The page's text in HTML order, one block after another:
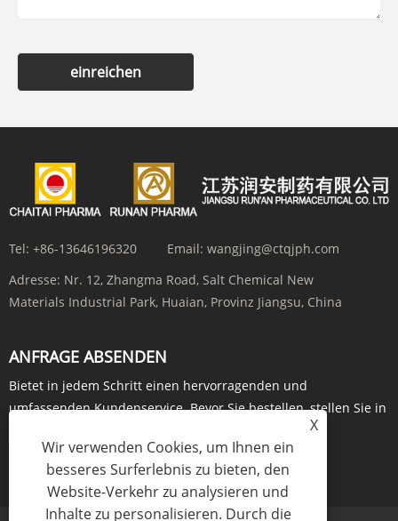
einreichen
Tel: +86-13646196320 Email: wangjing@ctqjph.com
Adresse: Nr. 12, Zhangma Road, Salt Chemical New
Materials Industrial Park, Huaian, Provinz Jiangsu, China
ANFRAGE ABSENDEN
Bietet in jedem Schritt einen hervorragenden und
umfassenden Kundenservice. Bevor Sie bestellen, stellen Sie in
JETZT ANFRAGEN
X
Wir verwenden Cookies, um Ihnen ein
besseres Surferlebnis zu bieten, den
Website-Verkehr zu analysieren und
Inhalte zu personalisieren. Durch die